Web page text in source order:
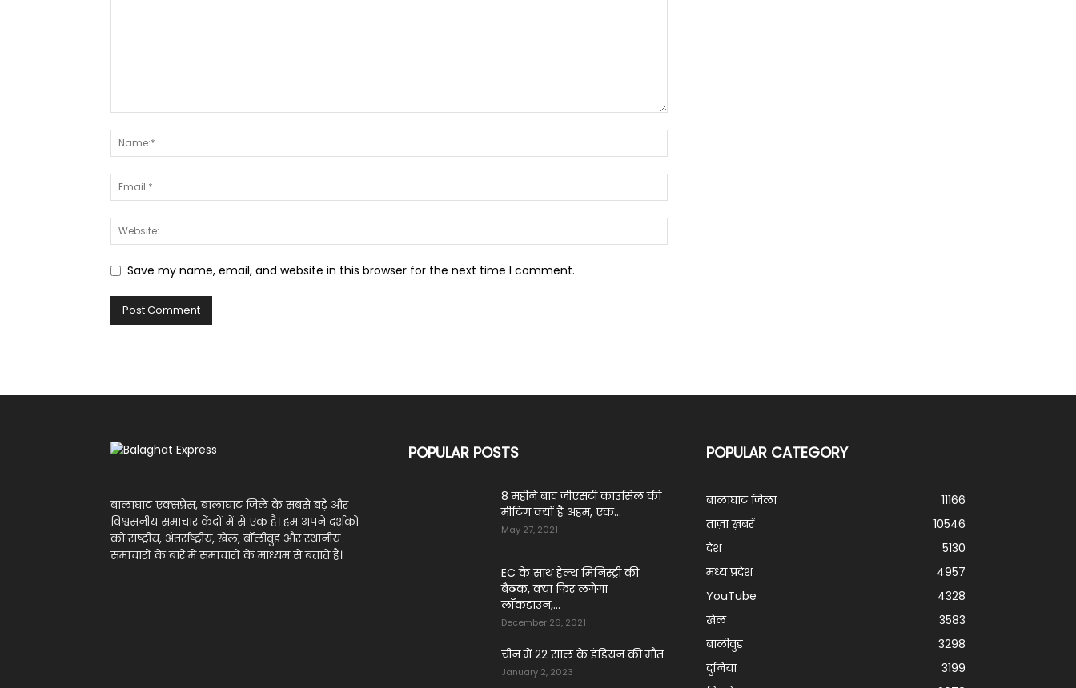
Save my name, email, and website in this browser for the next time I comment.
बालाघाट एक्सप्रेस, बालाघाट जिले के सबसे बड़े और
विश्वसनीय समाचार केंद्रों में से एक है। हम अपने दर्शकों
को राष्ट्रीय, अंतर्राष्ट्रीय, खेल, बॉलीवुड और स्थानीय
समाचारों के बारे में समाचारों के माध्यम से बताते हैं।
POPULAR POSTS
8 महीने बाद जीएसटी काउंसिल की
मीटिंग क्यों है अहम, एक...
May 27, 2021
EC के साथ हेल्थ मिनिस्ट्री की
बैठक, क्या फिर लगेगा
लॉकडाउन,...
December 26, 2021
चीन में 22 साल के इंडियन की मौत
January 2, 2023
POPULAR CATEGORY
बालाघाट जिला
11166
ताज़ा ख़बरें
10546
देश
5130
मध्य प्रदेश
4957
YouTube
4328
खेल
3583
बालीवुड
3298
दुनिया
3199